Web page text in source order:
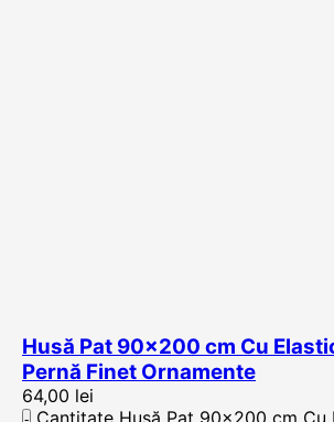
Husă Pat 90×200 cm Cu
Pernă Finet Ornamente
64,00 lei
Cantitate Husă Pat 90x200 cm Cu